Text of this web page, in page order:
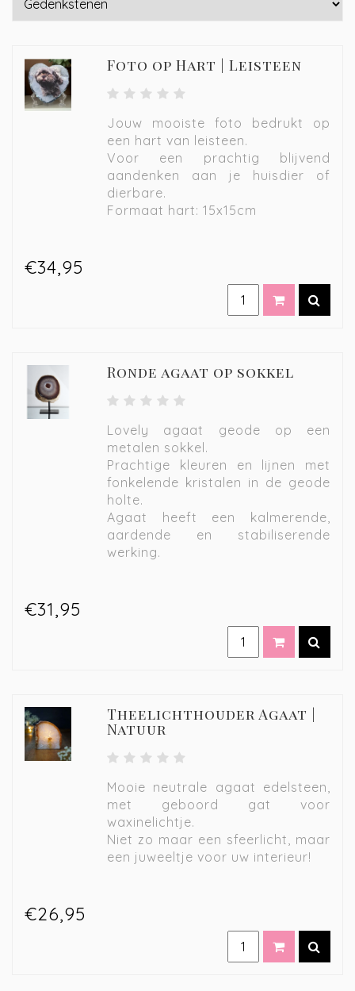
Foto op Hart | Leisteen
Jouw mooiste foto bedrukt op
een hart van leisteen.
Voor een prachtig blijvend
aandenken aan je huisdier of
dierbare.
Formaat hart: 15x15cm
€34,95
Ronde agaat op sokkel
Lovely agaat geode op een
metalen sokkel.
Prachtige kleuren en lijnen met
fonkelende kristalen in de geode
holte.
Agaat heeft een kalmerende,
aardende en stabiliserende
werking.
€31,95
Theelichthouder Agaat |
Natuur
Mooie neutrale agaat edelsteen,
met geboord gat voor
waxinelichtje.
Niet zo maar een sfeerlicht, maar
een juweeltje voor uw interieur!
€26,95